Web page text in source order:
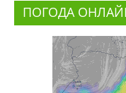
ПОГОДА